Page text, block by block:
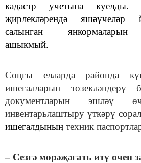
кадастр учетына
җирлекләрендә яшәүчеләр
салынган янкормаларын
ашыкмый.
Соңгы елларда районда
ишегалларын төзекләндерү
документларын эшләү
инвентарьлаштыру үткәрү
ишегалдының техник
– Сезгә мөрәҗәгать итү өчен